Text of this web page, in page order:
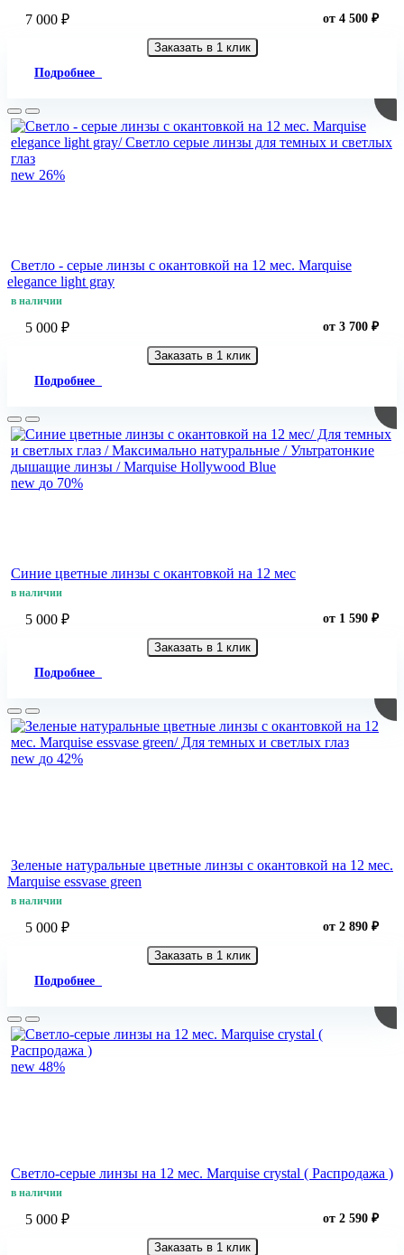
7 000 ₽ от 4 500 ₽
Заказать в 1 клик
Подробнее
new 26%
Светло - cерые линзы c окантовкой на 12 мес. Marquise
elegance light gray
в наличии
5 000 ₽ от 3 700 ₽
Заказать в 1 клик
Подробнее
new до 70%
Синие цветные линзы c окантовкой на 12 мес
в наличии
5 000 ₽ от 1 590 ₽
Заказать в 1 клик
Подробнее
new до 42%
Зеленые натуральные цветные линзы c окантовкой на 12 мес.
Marquise essvase green
в наличии
5 000 ₽ от 2 890 ₽
Заказать в 1 клик
Подробнее
new 48%
Светло-серые линзы на 12 мес. Marquise crystal ( Распродажа )
в наличии
5 000 ₽ от 2 590 ₽
Заказать в 1 клик